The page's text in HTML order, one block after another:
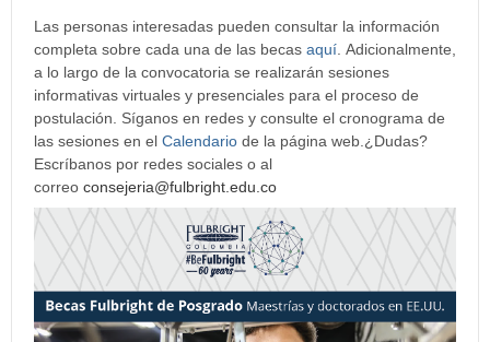
Las personas interesadas pueden consultar la información
completa sobre cada una de las becas aquí . Adicionalmente,
a lo largo de la convocatoria se realizarán sesiones
informativas virtuales y presenciales para el proceso de
postulación. Síganos en redes y consulte el cronograma de
las sesiones en el Calendario de la página web.¿Dudas?
Escríbanos por redes sociales o al
correo consejeria@fulbright.edu.co